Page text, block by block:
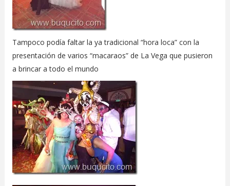
Tampoco podía faltar la ya tradicional “hora loca” con la
presentación de varios “macaraos” de La Vega que pusieron
a brincar a todo el mundo